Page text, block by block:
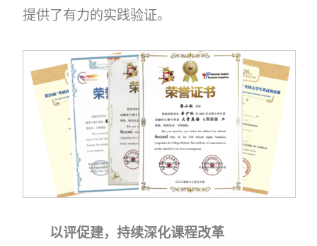
提供了有力的实践验证。
以评促建，持续深化课程改革